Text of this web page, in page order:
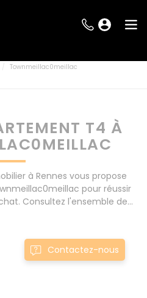
Townmeillac0meillac
T4 À
à Rennes vous propose
de
aux alentours : Le
grand nombre de réussir
terrains et murs.
Contactez-nous